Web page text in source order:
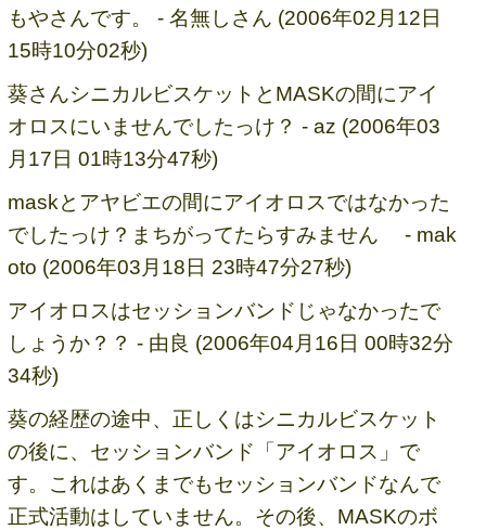
もやさんです。 - 名無しさん (2006年02月12日
15時10分02秒)
葵さんシニカルビスケットとMASKの間にアイ
オロスにいませんでしたっけ？ - az (2006年03
月17日 01時13分47秒)
maskとアヤビエの間にアイオロスではなかった
でしたっけ？まちがってたらすみません - mak
oto (2006年03月18日 23時47分27秒)
アイオロスはセッションバンドじゃなかったで
しょうか？？ - 由良 (2006年04月16日 00時32分
34秒)
葵の経歴の途中、正しくはシニカルビスケット
の後に、セッションバンド「アイオロス」で
す。これはあくまでもセッションバンドなんで
正式活動はしていません。その後、MASKのボ